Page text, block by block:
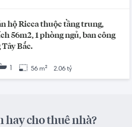
hộ Ricca thuộc tầng trung,
56m2, 1 phòng ngủ, ban công
Bắc.
1 56 m² 2.06 tỷ
hay cho thuê nhà?